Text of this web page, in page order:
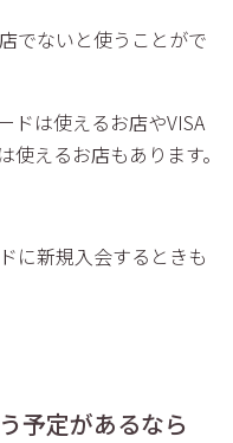
でないと使うことがで
ドは使えるお店やVISA
えるお店もあります。
に新規入会するときも
予定があるなら